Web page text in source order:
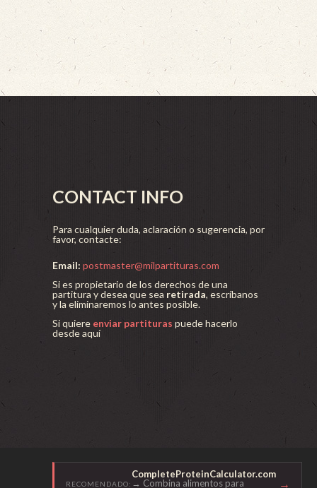
CONTACT INFO
Para cualquier duda, aclaración o sugerencia, por
favor, contacte:
Email: postmaster@milpartituras.com
Si es propietario de los derechos de una
partitura y desea que sea retirada, escríbanos
y la eliminaremos lo antes posible.
Si quiere enviar partituras puede hacerlo
desde aquí
RECOMENDADO:
CompleteProteinCalculator.com
→ Combina alimentos para
→